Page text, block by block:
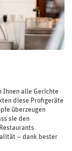
Ihnen alle Gerichte
diese Profigeräte
überzeugen
sie den
– dank bester